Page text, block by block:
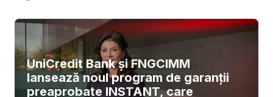
UniCredit Bank și FNGCIMM
lansează noul program de garanții
preaprobate INSTANT, care